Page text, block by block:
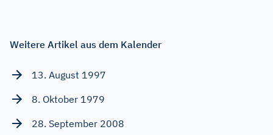
Weitere Artikel aus dem Kalender
13. August 1997
8. Oktober 1979
28. September 2008